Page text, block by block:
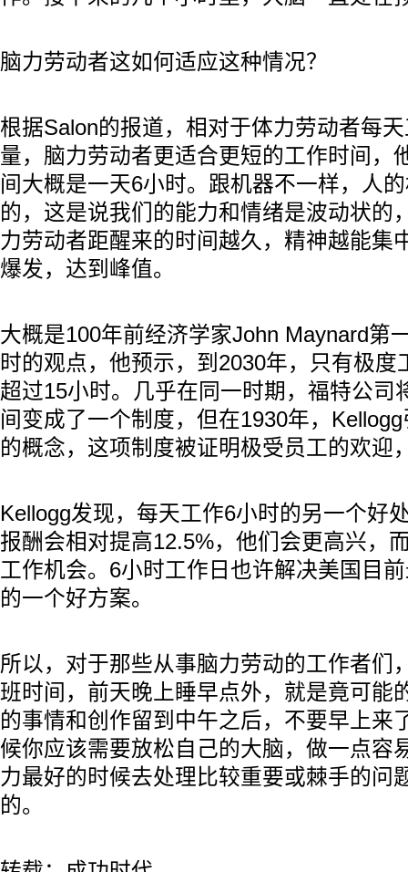
脑力劳动者这如何适应这种情况？
根据Salon的报道，相对于体力劳动者每
量，脑力劳动者更适合更短的工作时间，
间大概是一天6小时。跟机器不一样，人
的，这是说我们的能力和情绪是波动状的
力劳动者距醒来的时间越久，精神越能集
爆发，达到峰值。
大概是100年前经济学家John Maynard第
时的观点，他预示，到2030年，只有极度
超过15小时。几乎在同一时期，福特公司
间变成了一个制度，但在1930年，
的概念，这项制度被证明极受员工的欢迎
Kellogg发现，每天工作6小时的另一个好
报酬会相对提高12.5%，他们会更高兴，
工作机会。6小时工作日也许解决美国目
的一个好方案。
所以，对于那些从事脑力劳动的工作者们
班时间，前天晚上睡早点外，就是竟可能
的事情和创作留到中午之后，不要早上来
候你应该需要放松自己的大脑，做一点容
力最好的时候去处理比较重要或棘手的问
的。